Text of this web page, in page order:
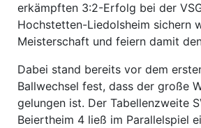
erkämpften 3:2-Erfolg bei der
Hochstetten-Liedolsheim sichern
Meisterschaft und feiern damit
Dabei stand bereits vor dem
Ballwechsel fest, dass der große
gelungen ist. Der Tabellenzweite
Beiertheim 4 ließ im Parallelspiel